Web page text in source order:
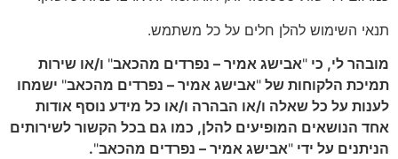
תנאי השימוש להלן חלים על כל משתמש.
מובהר לי, כי "אבישג אמיר – נפרדים מהכאב" ו/או שירות
תמיכת הלקוחות של "אבישג אמיר – נפרדים מהכאב" ישמחו
לענות על כל שאלה ו/או הבהרה ו/או כל מידע נוסף אודות
אחד הנושאים המופיעים להלן, כמו גם בכל הקשור לשירותים
הניתנים על ידי "אבישג אמיר – נפרדים מהכאב"
.